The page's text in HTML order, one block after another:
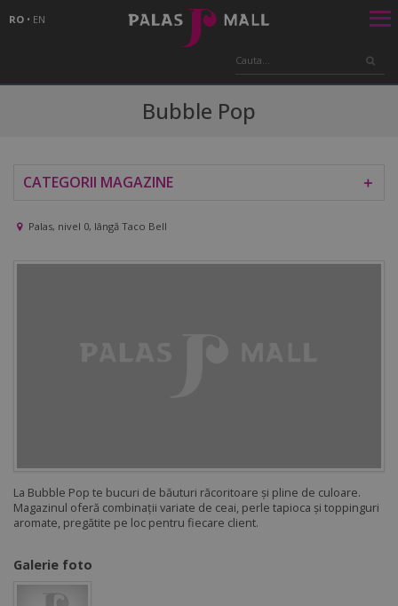
RO • EN
Bubble Pop
CATEGORII MAGAZINE ＋
Palas, nivel 0, lângă Taco Bell
La Bubble Pop te bucuri de băuturi răcoritoare și pline de culoare.
Magazinul oferă combinații variate de ceai, perle tapioca și toppinguri
aromate, pregătite pe loc pentru fiecare client.
Galerie foto